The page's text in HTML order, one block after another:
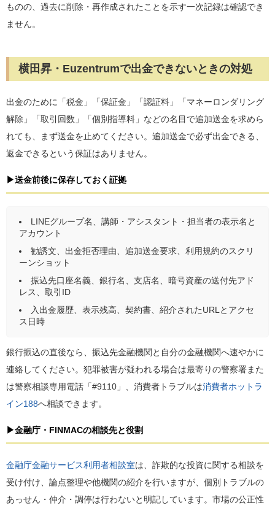
ものの、過去に削除・再作成されたことを示す一次記録は確認でき
ません。
横田昇・Euzentrumで出金できないときの対処
出金のために「税金」「保証金」「認証料」「マネーロンダリング
解除」「取引回数」「個別指導料」などの名目で追加送金を求めら
れても、まず送金を止めてください。追加送金で必ず出金できる、
返金できるという保証はありません。
▶送金前後に保存しておく証拠
LINEグループ名、講師・アシスタント・担当者の表示名と
アカウント
勧誘文、出金拒否理由、追加送金要求、利用規約のスクリ
ーンショット
振込先口座名義、銀行名、支店名、暗号資産の送付先アド
レス、取引ID
入出金履歴、表示残高、契約書、紹介されたURLとアクセ
ス日時
銀行振込の直後なら、振込先金融機関と自分の金融機関へ速やかに
連絡してください。犯罪被害が疑われる場合は最寄りの警察署また
は警察相談専用電話「#9110」、消費者トラブルは消費者ホットラ
イン188へ相談できます。
▶金融庁・FINMACの相談先と役割
金融庁金融サービス利用者相談室は、詐欺的な投資に関する相談を
受け付け、論点整理や他機関の紹介を行いますが、個別トラブルの
あっせん・仲介・調停は行わないと明記しています。市場の公正性